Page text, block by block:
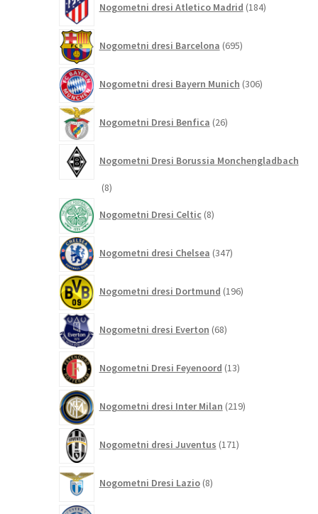
Nogometni dresi Atletico Madrid 184izdelkov
Nogometni dresi Barcelona 695izdelkov
Nogometni dresi Bayern Munich 306izdelkov
Nogometni Dresi Benfica 26izdelkov
Nogometni Dresi Borussia Monchengladbach
88
Nogometni Dresi Celtic 8izdelkov
Nogometni dresi Chelsea 347izdelkov
Nogometni dresi Dortmund 196izdelkov
Nogometni dresi Everton 68izdelkov
Nogometni Dresi Feyenoord 13izdelkov
Nogometni dresi Inter Milan 219izdelkov
Nogometni dresi Juventus 171izdelkov
Nogometni Dresi Lazio 8izdelkov